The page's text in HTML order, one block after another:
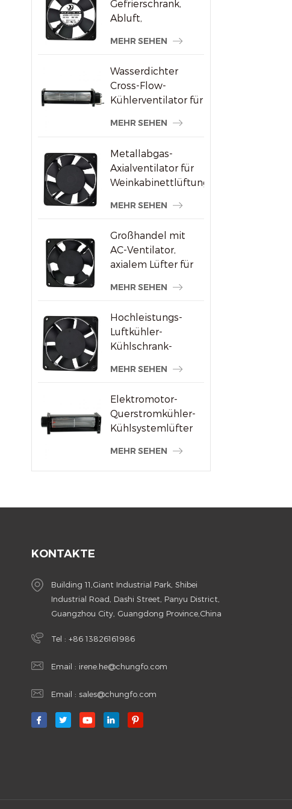
Gefrierschrank,
Abluft,
Axialventilator
MEHR SEHEN
Wasserdichter
Cross-Flow-
Kühlerventilator für
MEHR SEHEN
Metallabgas-
Axialventilator für
Weinkabinettlüftung
MEHR SEHEN
Großhandel mit
AC-Ventilator,
axialem Lüfter für
MEHR SEHEN
Hochleistungs-
Luftkühler-
Kühlschrank-
x 120 x 38 mm
MEHR SEHEN
Elektromotor-
Querstromkühler-
Kühlsystemlüfter
MEHR SEHEN
KONTAKTE
Building 11,Giant Industrial Park, Shibei
Industrial Road, Dashi Street, Panyu District,
Guangzhou City, Guangdong Province,China
Tel : +86 13826161986
Email : irene.he@chungfo.com
Email : sales@chungfo.com